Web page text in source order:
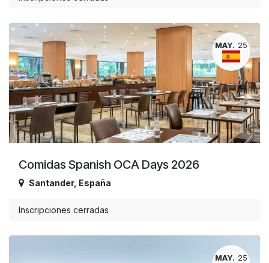
MAY. 25
Comidas Spanish OCA Days 2026
Santander, España
Inscripciones cerradas
MAY. 25